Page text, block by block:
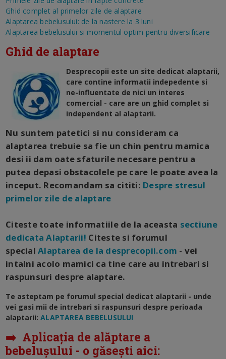
Ghid complet al primelor zile de alaptare
Alaptarea bebelusului: de la nastere la 3 luni
Alaptarea bebelusului si momentul optim pentru diversificare
Ghid de alaptare
Desprecopii este un site dedicat alaptarii,
care contine informatii indepedente si
ne-influentate de nici un interes
comercial - care are un ghid complet si
independent al alaptarii.
Nu suntem patetici si nu consideram ca
alaptarea trebuie sa fie un chin pentru mamica
desi ii dam oate sfaturile necesare pentru a
putea depasi obstacolele pe care le poate avea la
inceput. Recomandam sa cititi: Despre stresul
primelor zile de alaptare
Citeste toate informatiile de la aceasta sectiune
dedicata Alaptarii! Citeste si forumul
specialAlaptarea de la desprecopii.com - vei
intalni acolo mamici ca tine care au intrebari si
raspunsuri despre alaptare.
Te asteptam pe forumul special dedicat alaptarii - unde
vei gasi mii de intrebari si raspunsuri despre perioada
alaptarii:ALAPTAREA BEBELUSULUI
➡️ Aplicația de alăptare a
bebelușului - o găsești aici: